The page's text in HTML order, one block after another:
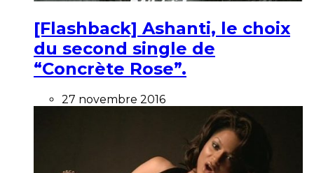
[Flashback] Ashanti, le choix
du second single de
“Concrète Rose”.
27 novembre 2016